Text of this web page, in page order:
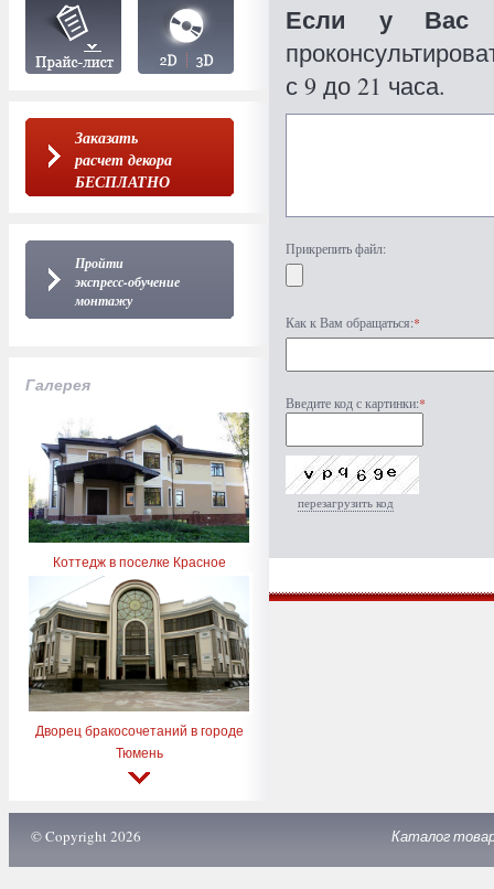
Заказать
расчет декора
БЕСПЛАТНО
Пройти
экспресс-обучение
монтажу
Галерея
Коттедж в поселке Красное
Дворец бракосочетаний в городе
Тюмень
Если у Вас
с 9 до 21 часа.
Прикрепить файл:
Как к Вам обращаться:*
Введите код с картинки:*
перезагрузить код
© Copyright 2026 Каталог